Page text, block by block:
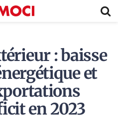
: baisse
et
en 2023